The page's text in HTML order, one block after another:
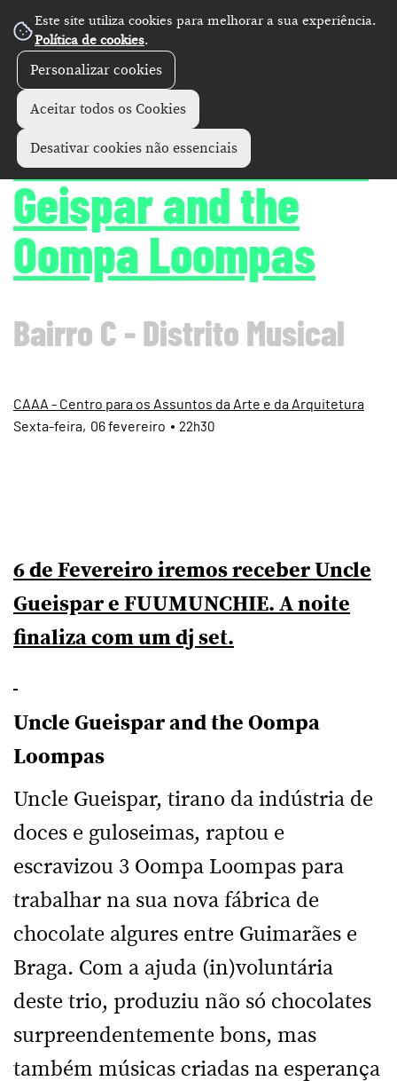
Este site utiliza cookies para melhorar a sua experiência.
Política de cookies.
Personalizar cookies
Aceitar todos os Cookies
Desativar cookies não essenciais
Concertos +
Fuumunchie • Uncle
Geispar and the
Oompa Loompas
Bairro C - Distrito Musical
CAAA - Centro para os Assuntos da Arte e da Arquitetura
06fevereiro
Sexta 22h30
6 de Fevereiro iremos receber Uncle
Gueispar e FUUMUNCHIE. A noite
finaliza com um dj set.
Uncle Gueispar and the Oompa
Loompas
Uncle Gueispar, tirano da indústria de
doces e guloseimas, raptou e
escravizou 3 Oompa Loompas para
trabalhar na sua nova fábrica de
chocolate algures entre Guimarães e
Braga. Com a ajuda (in)voluntária
deste trio, produziu não só chocolates
surpreendentemente bons, mas
também músicas criadas na esperança